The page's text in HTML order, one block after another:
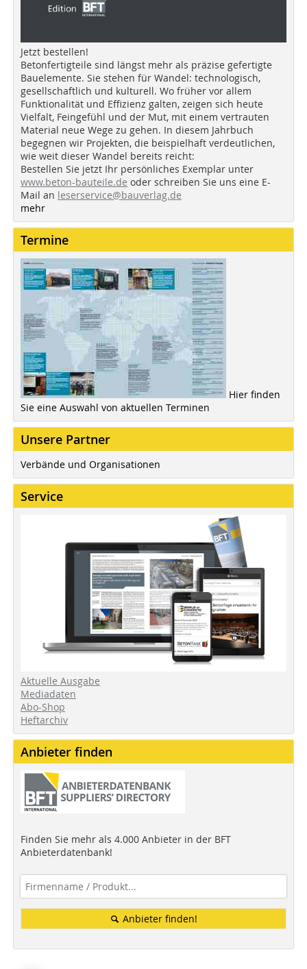
Jetzt bestellen!
Betonfertigteile sind längst mehr als präzise gefertigte
Bauelemente. Sie stehen für Wandel: technologisch,
gesellschaftlich und kulturell. Wo früher vor allem
Funktionalität und Effizienz galten, zeigen sich heute
Vielfalt, Feingefühl und der Mut, mit einem vertrauten
Material neue Wege zu gehen. In diesem Jahrbuch
begegnen wir Projekten, die beispielhaft verdeutlichen,
wie weit dieser Wandel bereits reicht:
Bestellen Sie jetzt Ihr persönliches Exemplar unter
www.beton-bauteile.de oder schreiben Sie uns eine E-
Mail an leserservice@bauverlag.de
mehr
Termine
Hier finden
Sie eine Auswahl von aktuellen Terminen
Unsere Partner
Verbände und Organisationen
Service
Aktuelle Ausgabe
Mediadaten
Abo-Shop
Heftarchiv
Anbieter finden
Finden Sie mehr als 4.000 Anbieter in der BFT
Anbieterdatenbank!
Anbieter finden!